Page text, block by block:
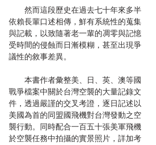
然而這段歷史在過去七十年來多半
依賴長輩口述相傳，鮮有系統性的蒐集
與記載，以致隨著老一輩的凋零與記憶
受時間的侵蝕而日漸模糊，甚至出現爭
議性的敘事差異。
本書作者彙整美、日、英、澳等國
戰爭檔案中關於台灣空襲的大量記錄文
件，透過嚴謹的交叉考證，逐日記述以
美國為首的同盟國飛機對台灣發動之空
襲行動。同時配合一百五十張美軍飛機
於空襲任務中拍攝的實景照片，詳加考